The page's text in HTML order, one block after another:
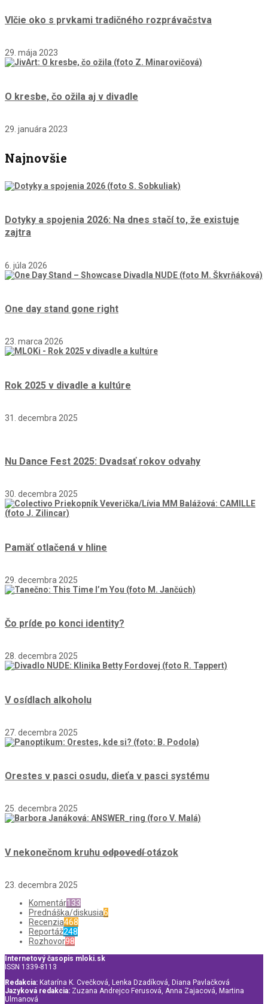
Vlčie oko s prvkami tradičného rozprávačstva
29. mája 2023
O kresbe, čo ožila aj v divadle
29. januára 2023
Najnovšie
Dotyky a spojenia 2026: Na dnes stačí to, že existuje
zajtra
6. júla 2026
One day stand gone right
23. marca 2026
Rok 2025 v divadle a kultúre
31. decembra 2025
Nu Dance Fest 2025: Dvadsať rokov odvahy
30. decembra 2025
Pamäť otlačená v hline
29. decembra 2025
Čo príde po konci identity?
28. decembra 2025
V osídlach alkoholu
27. decembra 2025
Orestes v pasci osudu, dieťa v pasci systému
25. decembra 2025
V nekonečnom kruhu odpovedíotázok
23. decembra 2025
Komentár133
Prednáška/diskusia6
Recenzia468
Reportáž248
Rozhovor98
Internetový časopis mloki.sk
ISSN 1339-8113
Redakcia: Katarína K. Cvečková, Lenka Dzadíková, Diana Pavlačková
Jazyková redakcia: Zuzana Andrejco Ferusová, Anna Zajacová, Martina
Ulmanová